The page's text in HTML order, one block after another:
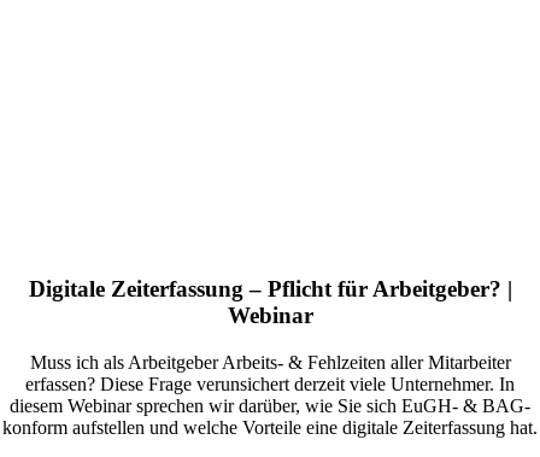
Digitale Zeiterfassung – Pflicht für Arbeitgeber? |
Webinar
Muss ich als Arbeitgeber Arbeits- & Fehlzeiten aller Mitarbeiter
erfassen? Diese Frage verunsichert derzeit viele Unternehmer. In
diesem Webinar sprechen wir darüber, wie Sie sich EuGH- & BAG-
konform aufstellen und welche Vorteile eine digitale Zeiterfassung hat.